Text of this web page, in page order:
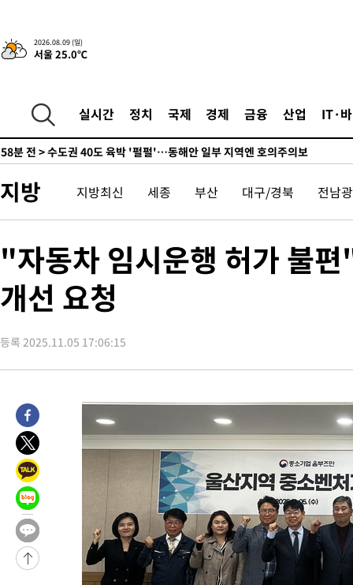
2026.08.09 (일)
서울 25.0℃
실시간 정치 국제 경제 금융 산업 IT·
宋 10.17%
-3712초 전 >이강인 "아틀레티코 이적 기뻐…등번호 7번 의미보단 팀 위해
-3647초 전 >[속보]與 당대표 경선, 제주·인천 권리당원 투표 김민석 승리
55분 전 >[속보]이강인 "감독님이 원하는 마음 느꼈고, 많은 트로피 원해 아
코 이적"
수도권 40도 육박 '펄펄'…동해안 일부 지역엔 호의주의보
1시간 전 >온열질환 사망자 3명 늘어…누적 환자 3000명 돌파
4시간 전 >
백운산서 80년근 천종산삼 9뿌리 발견…감정가 1.3억원
4시간 전 >선재도서 해루질 나섰다 실종 60대, 닷새 만에 숨진 채 발견
5시간 전 >여수 오동도 해상서 모터보트 전복…1명 사망·1명 실종
6시간 전 >극한폭염 한풀 꺾이지만…'낮 최고 35도' 무더위, 열대야 계속[다
날씨]
7시간 전 >축구협회 "압수수색·성접대 논란 사과…쇄신의 기회로 삼겠다"
10시간 전 >'최고 37도' 폭염 지속…강원동해안 최대 150㎜ 비
12시간 전 >[속보]뉴욕증시 상승 마감…S&P 0.6% 나스닥 1.3%↑
-4963초 전 >
[속보]與최고위원 제주·인천 순회경선…박선원·최민희·서미
민수·김용 순
-4916초 전 >
[속보]김민석, 與 전대 당원투표 누적 득표율 45.42%로 1위…
래 44.56%
-4198초 전 >
[속보]與 대표 경선 제주·인천 당원투표…金 47.75%·鄭
宋 10.17%
-3732초 전 >
이강인 "아틀레티코 이적 기뻐…등번호 7번 의미보단 팀 위해
-3667초 전 >
[속보]與 당대표 경선, 제주·인천 권리당원 투표 김민석 승리
42분 전 >
낮 최고 35도 '무더위'…동해안 시간당 30㎜ '강한 비'[내일날씨]
54분 전 >
[속보]이강인 "감독님이 원하는 마음 느꼈고, 많은 트로피 원해 아
코 이적"
58분 전 >
수도권 40도 육박 '펄펄'…동해안 일부 지역엔 호의주의보
지방 지방최신 세종 부산 대구/경북 전남
"자동차 임시운행 허가 불
개선 요청
등록 2025.11.05 17:06:15